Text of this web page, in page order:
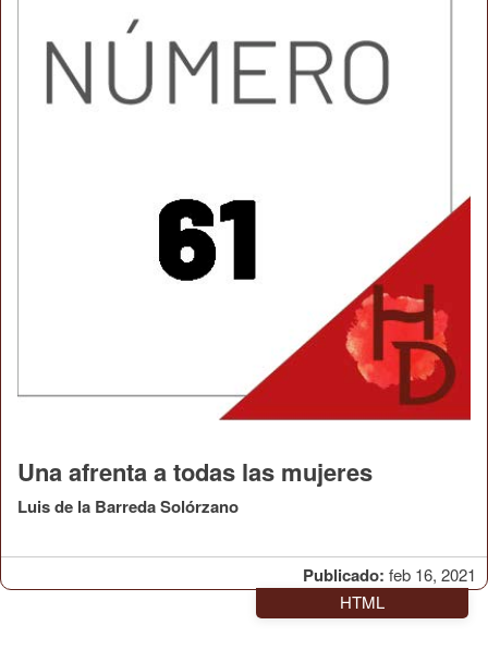
Publicado: feb 16, 2021
Una afrenta a todas las mujeres
Luis de la Barreda Solórzano
HTML